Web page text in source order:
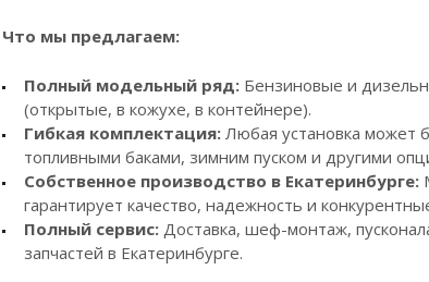
Что мы предлагаем:
Полный модельный ряд: Бензиновые и
(открытые, в кожухе, в контейнере).
Гибкая комплектация:Любая установка может
топливными баками, зимним пуском и другими
Собственное производство в Екатеринбурге:
гарантирует качество, надежность и
Полный сервис:Доставка, шеф-монтаж,
запчастей в Екатеринбурге.